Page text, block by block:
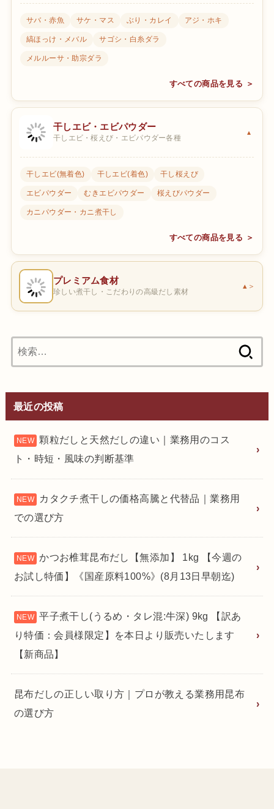
サバ・赤魚 サケ・マス ぶり・カレイ アジ・ホキ
縞ほっけ・メバル サゴシ・白糸ダラ
メルルーサ・助宗ダラ
すべての商品を見る ＞
干しエビ・エビパウダー
干しエビ・桜えび・エビパウダー各種
干しエビ(無着色) 干しエビ(着色) 干し桜えび
エビパウダー むきエビパウダー 桜えびパウダー
カニパウダー・カニ煮干し
すべての商品を見る ＞
プレミアム食材
珍しい煮干し・こだわりの高級だし素材
＞
索:
最近の投稿
顆粒だしと天然だしの違い｜業務用のコス
ト・時短・風味の判断基準
カタクチ煮干しの価格高騰と代替品｜業務用
での選び方
かつお椎茸昆布だし【無添加】 1kg 【今週の
お試し特価】《国産原料100%》(8月13日早朝迄)
平子煮干し(うるめ・タレ混:牛深) 9kg 【訳あ
り特価：会員様限定】を本日より販売いたします
【新商品】
昆布だしの正しい取り方｜プロが教える業務用昆布
の選び方